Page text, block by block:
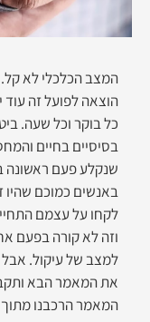
המצב הכלכלי לא קל.
הוצאה לפועל זה
כל בוקר וכל שעה.
בסיסיים בחיים
שנקלע פעם ראשונה
באנשים כמוכם שהיו
לקחו על עצמם
וזה לא קורה בפעם
למצב של עיקול.
את המאמר הבא
המאמר הרכבנו